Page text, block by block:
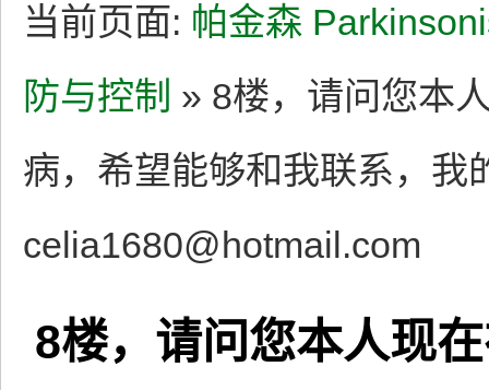
当前页面: 帕金森
防与控制 » 8楼，请问您本
病，希望能够和我联系，我
celia1680@hotmail.com
8楼，请问您本人现